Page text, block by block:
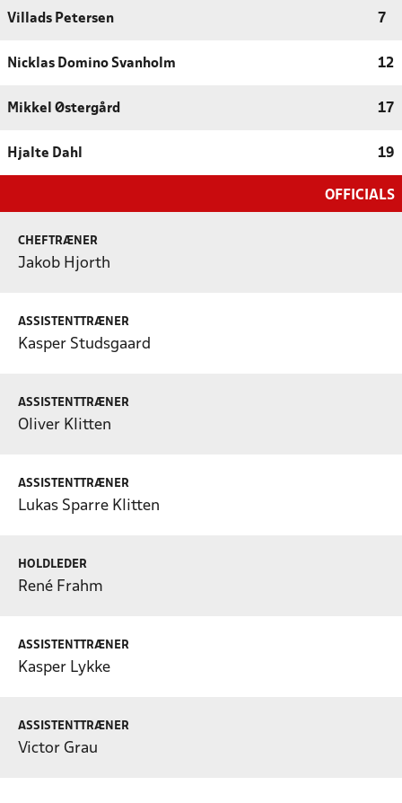
Villads Petersen 7
Nicklas Domino Svanholm 12
Mikkel Østergård 17
Hjalte Dahl 19
OFFICIALS
CHEFTRÆNER
Jakob Hjorth
ASSISTENTTRÆNER
Kasper Studsgaard
ASSISTENTTRÆNER
Oliver Klitten
ASSISTENTTRÆNER
Lukas Sparre Klitten
HOLDLEDER
René Frahm
ASSISTENTTRÆNER
Kasper Lykke
ASSISTENTTRÆNER
Victor Grau